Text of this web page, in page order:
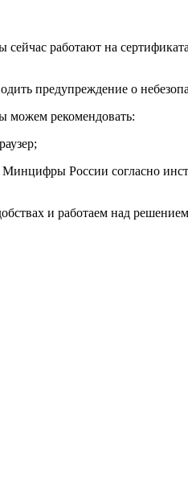
работают на
предупреждение о
можем рекомендовать:
России согласно
и работаем над